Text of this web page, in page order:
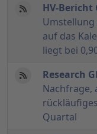
HV-Bericht
Umstellung
auf das
liegt bei
Research
Nachfrage,
Quartal